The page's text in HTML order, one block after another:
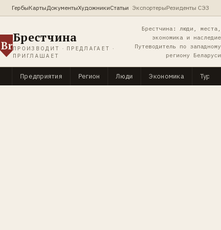
ГербыКартыДокументыХудожникиСтатьи ЭкспортерыРезиденты СЭЗ
Br
Брестчина
ПРОИЗВОДИТ · ПРЕДЛАГАЕТ ·
ПРИГЛАШАЕТ
Брестчина: люди, места,
экономика и наследие
Путеводитель по западному
региону Беларуси
Предприятия Регион Люди Экономика